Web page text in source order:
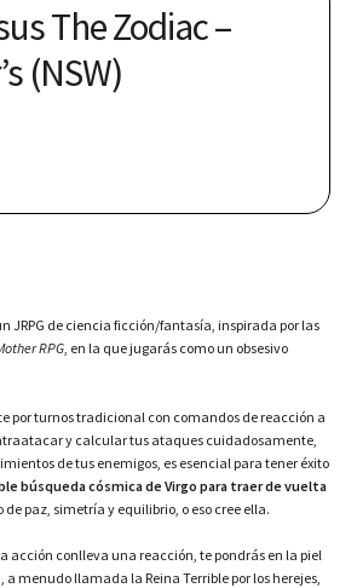
The Zodiac –
(NSW)
JRPG de ciencia ficción/fantasía, inspirada por las
RPG, en la que jugarás como un obsesivo
por turnos tradicional con comandos de reacción a
y calcular tus ataques cuidadosamente,
de tus enemigos, es esencial para tener éxito
búsqueda cósmica de Virgo para traer de vuelta
de paz, simetría y equilibrio, o eso cree ella.
acción conlleva una reacción, te pondrás en la piel
a menudo llamada la Reina Terrible por los herejes,